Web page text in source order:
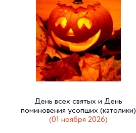
День всех святых и День
поминовения усопших (католики)
(01 ноября 2026)